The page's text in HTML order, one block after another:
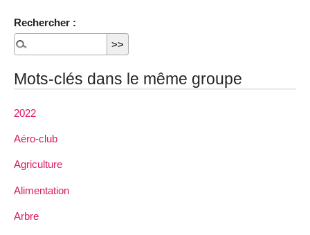
Rechercher :
Mots-clés dans le même groupe
2022
Aéro-club
Agriculture
Alimentation
Arbre